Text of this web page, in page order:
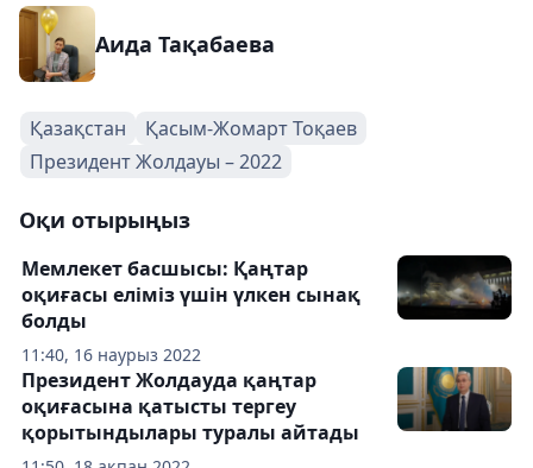
Аида Тақабаева
Қазақстан
Қасым-Жомарт Тоқаев
Президент Жолдауы – 2022
Оқи отырыңыз
11:40, 16 наурыз 2022
Мемлекет басшысы: Қаңтар
оқиғасы еліміз үшін үлкен сынақ
болды
Президент Жолдауда қаңтар
оқиғасына қатысты тергеу
қорытындылары туралы айтады